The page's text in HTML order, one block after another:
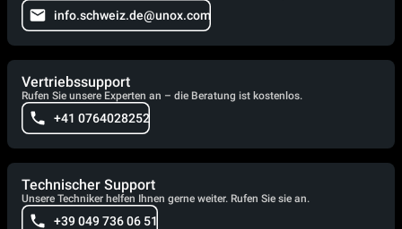
info.schweiz.de@unox.com
Vertriebssupport
Rufen Sie unsere Experten an – die Beratung ist kostenlos.
+41 0764028252
Technischer Support
Unsere Techniker helfen Ihnen gerne weiter. Rufen Sie sie an.
+39 049 736 06 51